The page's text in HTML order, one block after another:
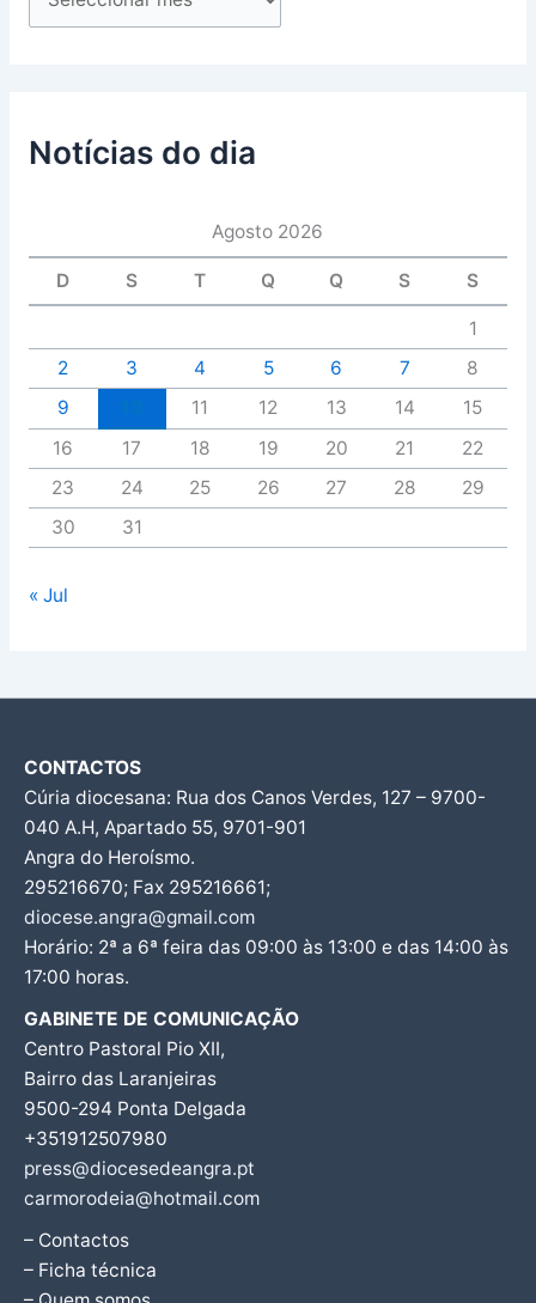
Notícias do dia
Agosto 2026
D S T Q Q S S
1
2
3 4 5 6 7
8
9
11 12 13 14
15
16
17 18 19 20 21
22
23
24 25 26 27 28
29
30
31
« Jul
CONTACTOS
Cúria diocesana: Rua dos Canos Verdes, 127 – 9700-
040 A.H, Apartado 55, 9701-901
Angra do Heroísmo.
295216670; Fax 295216661;
diocese.angra@gmail.com
Horário: 2ª a 6ª feira das 09:00 às 13:00 e das 14:00 às
17:00 horas.
GABINETE DE COMUNICAÇÃO
Centro Pastoral Pio XII,
Bairro das Laranjeiras
9500-294 Ponta Delgada
+351912507980
press@diocesedeangra.pt
carmorodeia@hotmail.com
– Contactos
– Ficha técnica